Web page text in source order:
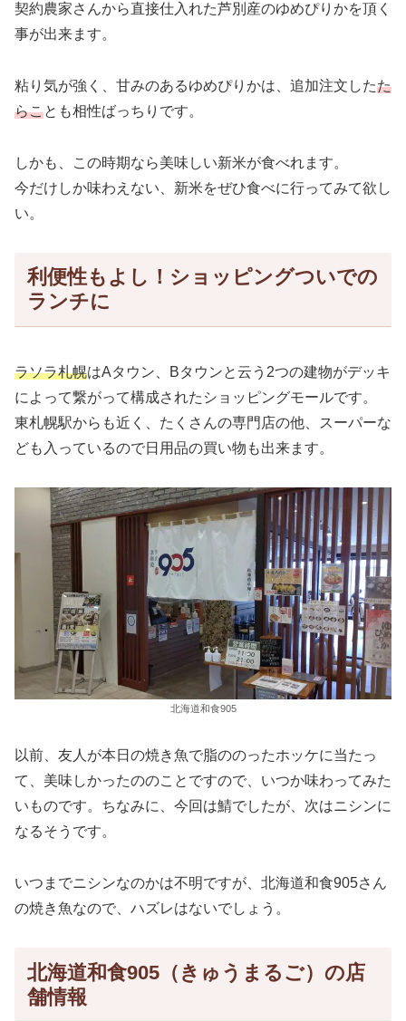
契約農家さんから直接仕入れた芦別産のゆめぴりかを頂く
事が出来ます。
粘り気が強く、甘みのあるゆめぴりかは、追加注文したた
らことも相性ばっちりです。
しかも、この時期なら美味しい新米が食べれます。
今だけしか味わえない、新米をぜひ食べに行ってみて欲し
い。
利便性もよし！ショッピングついでの
ランチに
ラソラ札幌はAタウン、Bタウンと云う2つの建物がデッキ
によって繋がって構成されたショッピングモールです。
東札幌駅からも近く、たくさんの専門店の他、スーパーな
ども入っているので日用品の買い物も出来ます。
北海道和食905
以前、友人が本日の焼き魚で脂ののったホッケに当たっ
て、美味しかったののことですので、いつか味わってみた
いものです。ちなみに、今回は鯖でしたが、次はニシンに
なるそうです。
いつまでニシンなのかは不明ですが、北海道和食905さん
の焼き魚なので、ハズレはないでしょう。
北海道和食905（きゅうまるご）の店
舗情報